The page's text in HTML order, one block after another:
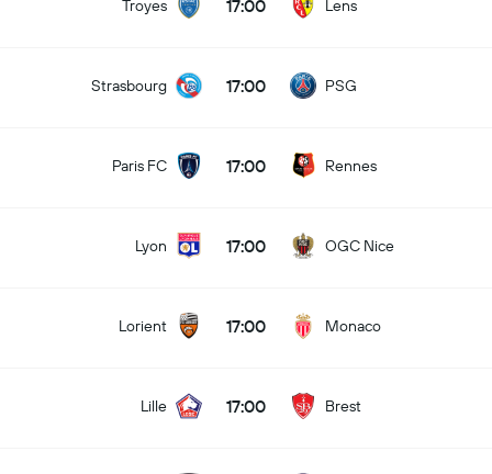
Troyes 17:00 Lens
Strasbourg 17:00 PSG
Paris FC 17:00 Rennes
Lyon 17:00 OGC Nice
Lorient 17:00 Monaco
Lille 17:00 Brest